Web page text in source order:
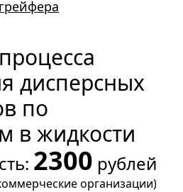
дисперсных
по
в жидкости
2300 рублей
организации)